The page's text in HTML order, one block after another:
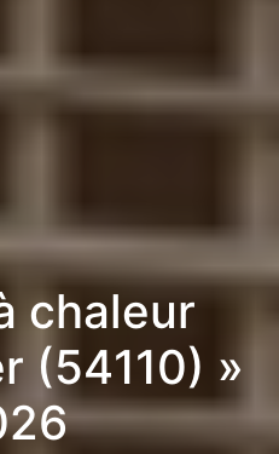
chaleur
(54110) »